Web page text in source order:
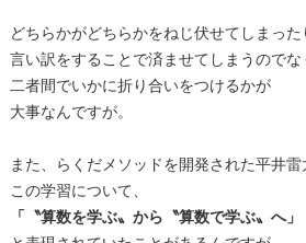
どちらかがどちらかをねじ伏せてしまった
言い訳をすることで済ませてしまうのでな
二者間でいかに折り合いをつけるかが
大事なんですが。
また、らくだメソッドを開発された平井雷
この学習について、
「〝算数を学ぶ〟から〝算数で学ぶ〟へ」